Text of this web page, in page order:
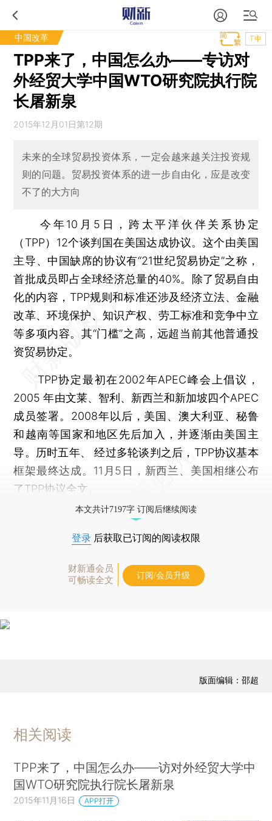
中国改革 T中
TPP来了，中国怎么办——专访对
外经贸大学中国WTO研究院执行院
长屠新泉
2015年12月01日第12期
未来的全球贸易投资体系，一定会越来越关注投资规
则的问题。贸易投资体系的进一步自由化，应是改变
不了的大方向
今年10月5日，跨太平洋伙伴关系协定
（TPP）12个谈判国在美国达成协议。这个由美国
主导、中国缺席的协议有“21世纪贸易协定”之称，
首批成员即占全球经济总量的40%。除了贸易自由
化的内容，TPP规则和标准还涉及经济立法、金融
改革、环境保护、知识产权、劳工标准和竞争中立
等多项内容。其“门槛”之高，远超当前其他普通投
资贸易协定。
TPP协定最初在2002年APEC峰会上倡议，
2005 年由文莱、智利、新西兰和新加坡四个APEC
成员签署。2008年以后，美国、澳大利亚、秘鲁
和越南等国家和地区先后加入，并逐渐由美国主
导。历时五年、 经过多轮谈判之后，TPP协议基本
框架最终达成。11月5日，新西兰、美国相继公布
了TPP协议全文。
本文共计7197字 订阅后继续阅读
登录 后获取已订阅的阅读权限
财新通会员
可畅读全文
订阅/会员升级
版面编辑：邵超
相关阅读
TPP来了，中国怎么办——访对外经贸大学中
国WTO研究院执行院长屠新泉
2015年11月16日 APP打开